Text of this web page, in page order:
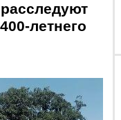
летнего